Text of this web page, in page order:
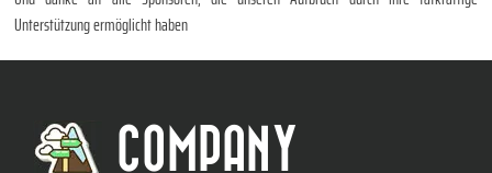
Unterstützung ermöglicht haben
COMPANY